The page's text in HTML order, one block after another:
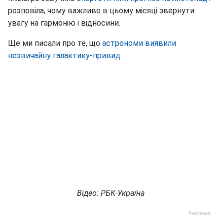
розповіла, чому важливо в цьому місяці звернути
увагу на гармонію і відносини.
Ще ми писали про те, що астрономи виявили
незвичайну галактику-привид.
Відео: РБК-Україна